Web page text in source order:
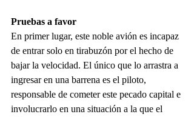
Pruebas a favor
En primer lugar, este noble avión es incapaz
de entrar solo en tirabuzón por el hecho de
bajar la velocidad. El único que lo arrastra a
ingresar en una barrena es el piloto,
responsable de cometer este pecado capital e
involucrarlo en una situación a la que el